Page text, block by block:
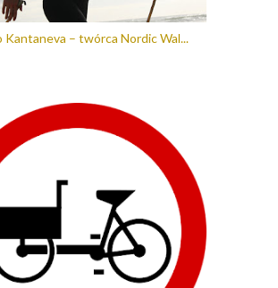
Kantaneva – twórca Nordic Wal...